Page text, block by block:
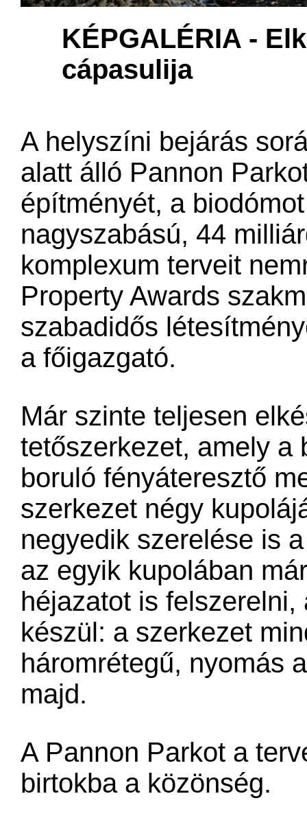
KÉPGALÉRIA -
cápasulija
A helyszíni bejárás
alatt álló Pannon
építményét, a
nagyszabású, 44
komplexum terveit
Property Awards
szabadidős
a főigazgató.
Már szinte teljesen
tetőszerkezet, amely a
boruló fényáteresztő
szerkezet négy
negyedik szerelése is
az egyik kupolában
héjazatot is
készül: a szerkezet
háromrétegű, nyomás
majd.
A Pannon Parkot a
birtokba a közönség.